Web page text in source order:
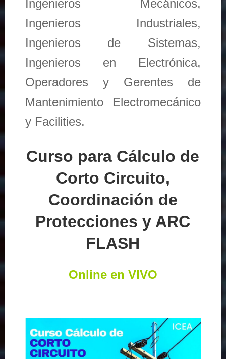
Ingenieros Mecánicos,
Ingenieros Industriales,
Ingenieros de Sistemas,
Ingenieros en Electrónica,
Operadores y Gerentes de
Mantenimiento Electromecánico
y Facilities.
Curso para Cálculo de
Corto Circuito,
Coordinación de
Protecciones y ARC
FLASH
Online en VIVO